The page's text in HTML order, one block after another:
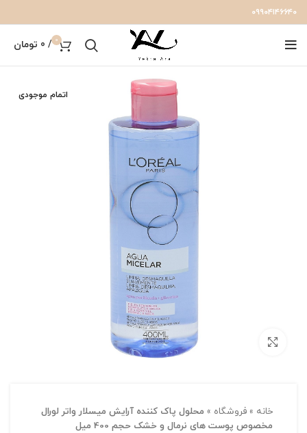
۰۹۹۰۴۱۴۶۶۴۰
0
/
0 تومان
اتمام موجودی
بزرگنمایی تصویر
خانه » فروشگاه » محلول پاک کننده آرایش میسلار واتر لورال
مخصوص پوست های نرمال و خشک حجم 400 میل